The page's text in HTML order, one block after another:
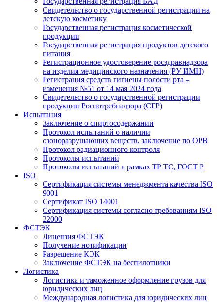
Свидетельство о государственной регистрации на
детскую косметику
Государственная регистрация косметической
продукции
Государственная регистрация продуктов детского
питания
Регистрационное удостоверение росздравнадзора
на изделия медицинского назначения (РУ ИМН)
Регистрация средств гигиены полости рта –
изменения №51 от 14 мая 2024 года
Свидетельство о государственной регистрации
продукции Роспотребнадзора (СГР)
Испытания
Заключение о спиртосодержании
Протокол испытаний о наличии
озоноразрушающих веществ, заключение по ОРВ
Протокол радиационного контроля
Протоколы испытаний
Протоколы испытаний в рамках ТР ТС, ГОСТ Р
ISO
Сертификация системы менеджмента качества ISO
9001
Сертификат ISO 14001
Сертификация системы согласно требованиям ISO
22000
ФСТЭК
Лицензия ФСТЭК
Получение нотификации
Разрешение КЭК
Заключение ФСТЭК на беспилотники
Логистика
Логистика и таможенное оформление грузов для
юридических лиц
Международная логистика для юридических лиц